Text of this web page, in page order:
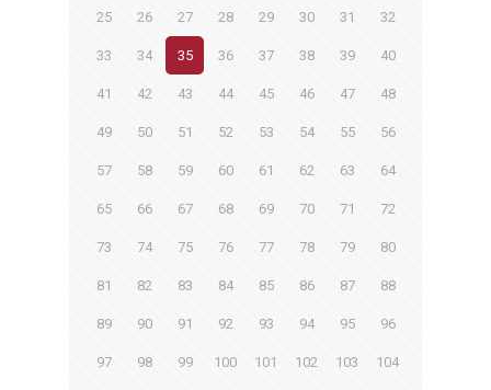
25 26 27 28 29 30 31 32
33 34 35 36 37 38 39 40
41 42 43 44 45 46 47 48
49 50 51 52 53 54 55 56
57 58 59 60 61 62 63 64
65 66 67 68 69 70 71 72
73 74 75 76 77 78 79 80
81 82 83 84 85 86 87 88
89 90 91 92 93 94 95 96
97 98 99 100 101 102 103 104